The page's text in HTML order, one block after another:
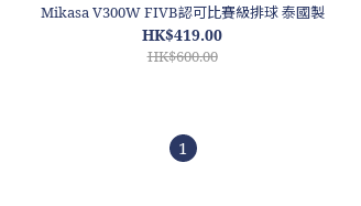
Mikasa V300W FIVB認可比賽級排球 泰國製
HK$419.00
HK$600.00
1